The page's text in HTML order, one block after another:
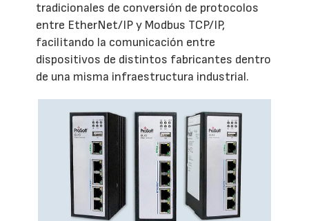
tradicionales de conversión de protocolos
entre EtherNet/IP y Modbus TCP/IP,
facilitando la comunicación entre
dispositivos de distintos fabricantes dentro
de una misma infraestructura industrial.